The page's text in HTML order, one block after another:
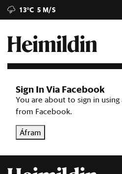
13°C 5 M/S
Sign In Via Facebook
You are about to sign in
from Facebook.
Áfram